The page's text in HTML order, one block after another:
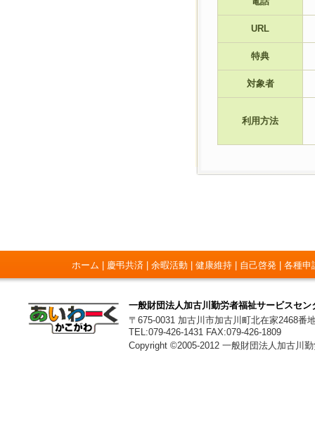
URL
特典
対象者
利用方法
ホーム 慶弔共済 余暇活動| 健康維持| 自己啓発| 各種申
一般財団法人加古川勤労者福祉サービスセン
〒675-0031 加古川市加古川町北在家2468番
TEL:079-426-1431 FAX:079-426-1809
Copyright ©2005-2012 一般財団法人加古川